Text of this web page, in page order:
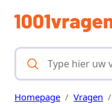
Homepage Vragen